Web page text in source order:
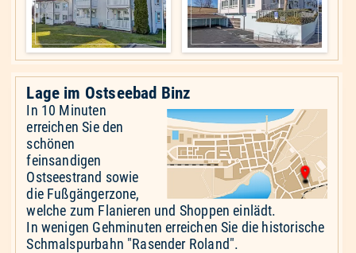
Lage im Ostseebad Binz
In 10 Minuten
erreichen Sie den
schönen
feinsandigen
Ostseestrand sowie
die Fußgängerzone,
welche zum Flanieren und Shoppen einlädt.
In wenigen Gehminuten erreichen Sie die historische
Schmalspurbahn "Rasender Roland".